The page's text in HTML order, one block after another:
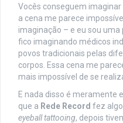
Vocês conseguem imaginar
a cena me parece
imaginação – e eu sou
fico imaginando médicos
povos tradicionais pelas
corpos. Essa cena me
mais impossível de se
E nada disso é meramente
que a Rede Record fez
eyeball tattooing, depois